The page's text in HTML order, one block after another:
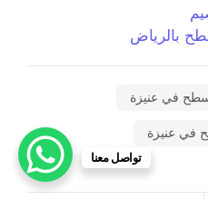
بالرياض
في عنيزة
في عنيزة
تواصل معنا